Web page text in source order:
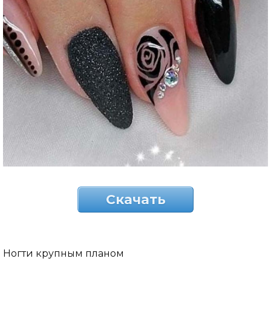
Скачать
Ногти крупным планом